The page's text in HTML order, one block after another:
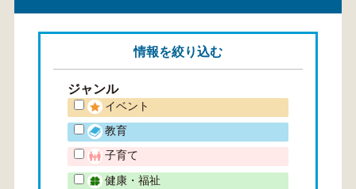
情報を絞り込む
ジャンル
イベント
教育
子育て
健康・福祉